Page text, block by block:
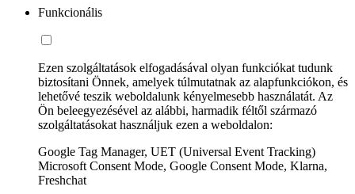
Funkcionális
Ezen szolgáltatások elfogadásával olyan funkciókat tudunk
biztosítani Önnek, amelyek túlmutatnak az alapfunkciókon, és
lehetővé teszik weboldalunk kényelmesebb használatát. Az
Ön beleegyezésével az alábbi, harmadik féltől származó
szolgáltatásokat használjuk ezen a weboldalon:
Google Tag Manager, UET (Universal Event Tracking)
Microsoft Consent Mode, Google Consent Mode, Klarna,
Freshchat